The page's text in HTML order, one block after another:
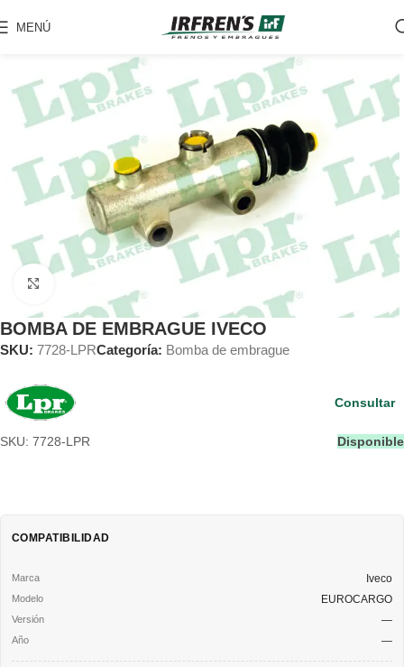
MENÚ
BOMBA DE EMBRAGUE IVECO
SKU: 7728-LPRCategoría: Bomba de embrague
SKU: 7728-LPR Disponible
Consultar
COMPATIBILIDAD
Iveco
EUROCARGO
—
—